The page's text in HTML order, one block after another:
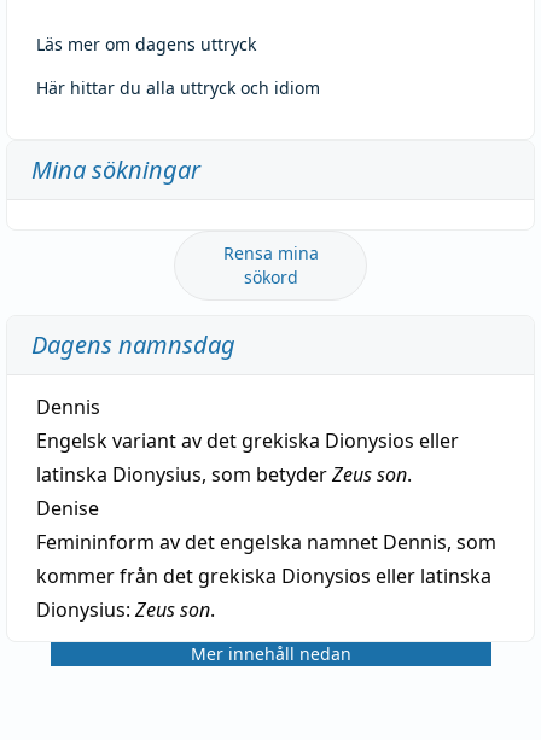
Läs mer om dagens uttryck
Här hittar du alla uttryck och idiom
Mina sökningar
Rensa mina
sökord
Dagens namnsdag
Dennis
Engelsk variant av det grekiska Dionysios eller
latinska Dionysius, som betyderZeus son.
Denise
Femininform av det engelska namnet Dennis, som
kommer från det grekiska Dionysios eller latinska
Dionysius: Zeus son.
Mer innehåll nedan